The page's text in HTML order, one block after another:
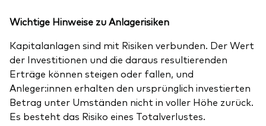
Wichtige Hinweise zu Anlagerisiken
Kapitalanlagen sind mit Risiken verbunden. Der Wert
der Investitionen und die daraus resultierenden
Erträge können steigen oder fallen, und
Anleger:innen erhalten den ursprünglich investierten
Betrag unter Umständen nicht in voller Höhe zurück.
Es besteht das Risiko eines Totalverlustes.